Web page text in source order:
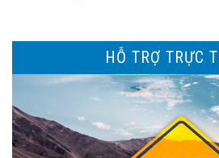
HỖ TRỢ TRỰC